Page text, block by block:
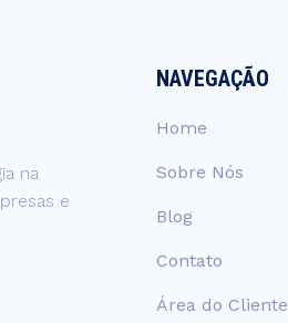
na
e
NAVEGAÇÃO
Home
Sobre Nós
Blog
Contato
Área do Cliente